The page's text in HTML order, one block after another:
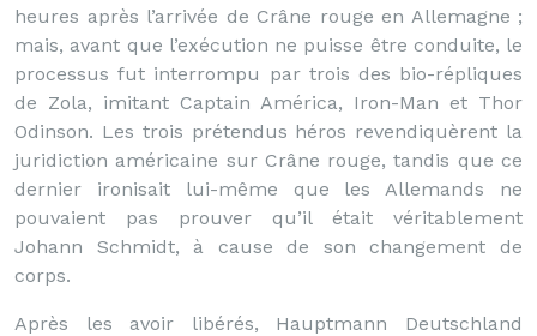
heures après l’arrivée de Crâne rouge en Allemagne ;
mais, avant que l’exécution ne puisse être conduite, le
processus fut interrompu par trois des bio-répliques
de Zola, imitant Captain América, Iron-Man et Thor
Odinson. Les trois prétendus héros revendiquèrent la
juridiction américaine sur Crâne rouge, tandis que ce
dernier ironisait lui-même que les Allemands ne
pouvaient pas prouver qu’il était véritablement
Johann Schmidt, à cause de son changement de
corps.
Après les avoir libérés, Hauptmann Deutschland